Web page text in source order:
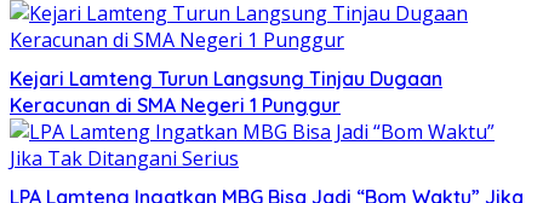
Kejari Lamteng Turun Langsung Tinjau Dugaan
Keracunan di SMA Negeri 1 Punggur
LPA Lamteng Ingatkan MBG Bisa Jadi “Bom Waktu” Jika